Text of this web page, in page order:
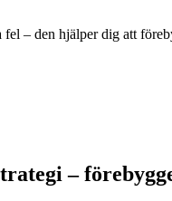
– den hjälper dig att
–